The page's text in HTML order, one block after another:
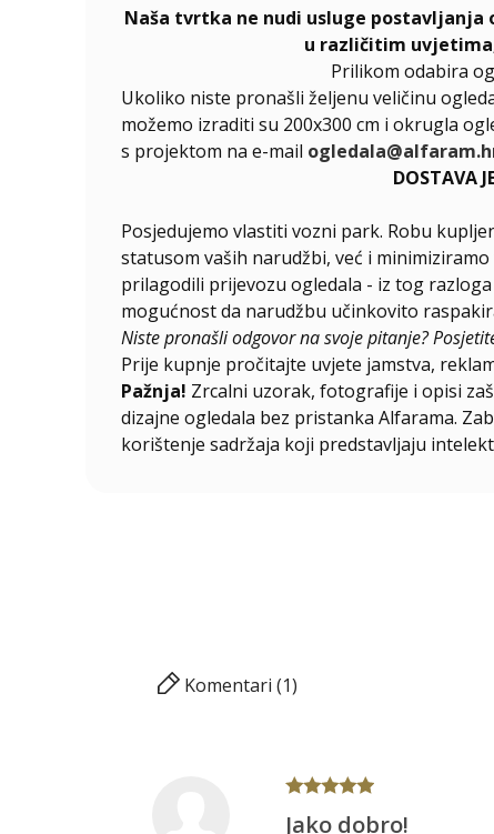
Naša tvrtka ne nudi usluge postavljanja
u različitim
Prilikom odabira
Ukoliko niste pronašli željenu veličinu
možemo izraditi su 200x300 cm i okrugla
s projektom na e-mail
DOSTAVA
Posjedujemo vlastiti vozni park. Robu
statusom vaših narudžbi, već i
prilagodili prijevozu ogledala - iz tog
mogućnost da narudžbu učinkovito
Niste pronašli odgovor na svoje pitanje?
Prije kupnje pročitajte uvjete jamstva,
Pažnja! Zrcalni uzorak, fotografije i opisi
dizajne ogledala bez pristanka Alfarama.
korištenje sadržaja koji predstavljaju
Komentari (1)
Jako dobro!